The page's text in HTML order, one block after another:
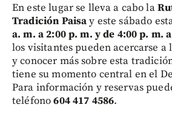
En este lugar se lleva a cabo la
Tradición Paisay este sábado
a. m. a 2:00 p. m. y de 4:00 p. m.
los visitantes pueden acercarse
y conocer más sobre esta
tiene su momento central en el
Para información y reservas
teléfono604 417 4586.